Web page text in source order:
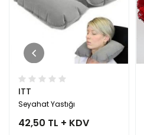
ITT
Seyahat Yastığı
42,50 TL + KDV